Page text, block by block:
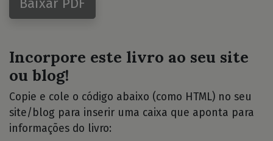
Baixar PDF
Incorpore este livro ao seu site
ou blog!
Copie e cole o código abaixo (como HTML) no seu
site/blog para inserir uma caixa que aponta para
informações do livro: